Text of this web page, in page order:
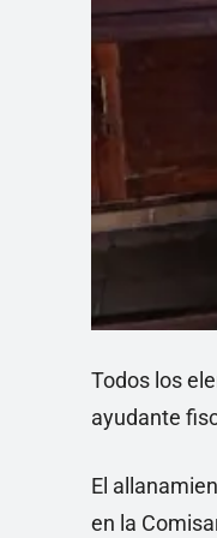
Todos los
ayudante
El
en la